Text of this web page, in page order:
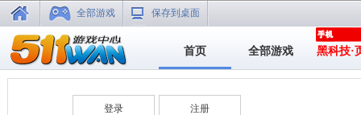
全部游戏 保存到桌面
首页 全部游戏 黑科技·
登录 注册